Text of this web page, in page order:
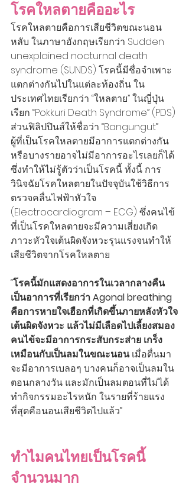
โรคใหลตายคืออะไร
โรคใหลตายคือการเสียชีวิตขณะนอน
หลับ ในภาษาอังกฤษเรียกว่า Sudden
unexplained nocturnal death
syndrome (SUNDS) โรคนี้มีชื่อจำเพาะ
แตกต่างกันไปในแต่ละท้องถิ่น ใน
ประเทศไทยเรียกว่า “ใหลตาย” ในญี่ปุ่น
เรียก “Pokkuri Death Syndrome” (PDS)
ส่วนฟิลิปปินส์ให้ชื่อว่า “Bangungut”
ผู้ที่เป็นโรคใหลตายมีอาการแตกต่างกัน
หรือบางรายอาจไม่มีอาการอะไรเลยก็ได้
ซึ่งทำให้ไม่รู้ตัวว่าเป็นโรคนี้ ทั้งนี้ การ
วินิจฉัยโรคใหลตายในปัจจุบันใช้วิธีการ
ตรวจคลื่นไฟฟ้าหัวใจ
(Electrocardiogram – ECG) ซึ่งคนไข้
ที่เป็นโรคใหลตายจะมีความเสี่ยงเกิด
ภาวะหัวใจเต้นผิดจังหวะรุนแรงจนทำให้
เสียชีวิตจากโรคใหลตาย
“โรคนี้มักแสดงอาการในเวลากลางคืน
เป็นอาการที่เรียกว่า Agonal breathing
คือการหายใจเฮือกที่เกิดขึ้นภายหลังหัวใจ
เต้นผิดจังหวะ แล้วไม่มีเลือดไปเลี้ยงสมอง
คนไข้จะมีอาการกระสับกระส่าย เกร็ง
เหมือนกับเป็นลมในขณะนอน เมื่อตื่นมา
จะมีอาการเบลอๆ บางคนก็อาจเป็นลมใน
ตอนกลางวัน และมักเป็นลมตอนที่ไม่ได้
ทำกิจกรรมอะไรหนัก ในรายที่ร้ายแรง
ที่สุดคือนอนเสียชีวิตไปแล้ว”
ทำไมคนไทยเป็นโรคนี้
จำนวนมาก